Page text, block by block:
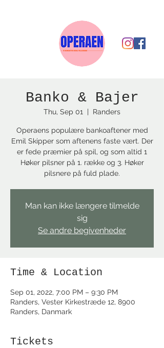
Banko & Bajer
Thu, Sep 01
  |
Randers
Operaens populære bankoaftener med
Emil Skipper som aftenens faste vært. Der
er fede præmier på spil, og som altid 1
Høker pilsner på 1. række og 3. Høker
pilsnere på fuld plade.
Man kan ikke længere tilmelde
sig
Se andre begivenheder
Time & Location
Sep 01, 2022, 7:00 PM – 9:30 PM
Randers, Vester Kirkestræde 12, 8900
Randers, Danmark
Tickets